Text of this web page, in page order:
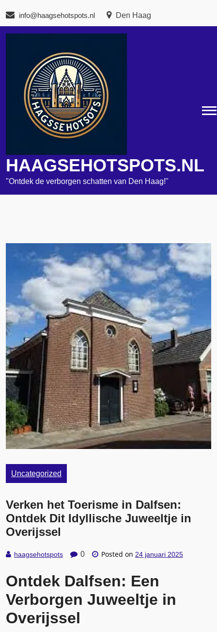
de
inhoud
info@haagsehotspots.nl Den Haag
HAAGSEHOTSPOTS.NL
"Ontdek de verborgen schatten van Den Haag!"
Uncategorized
Verken het Toerisme in Dalfsen:
Ontdek Dit Idyllische Juweeltje in
Overijssel
haagsehotspots 0 Posted on 24 januari 2025
Ontdek Dalfsen: Een
Verborgen Juweeltje in
Overijssel